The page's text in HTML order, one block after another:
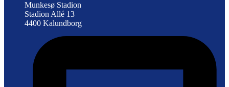
Munkesø Stadion
Stadion Allé 13
4400 Kalundborg